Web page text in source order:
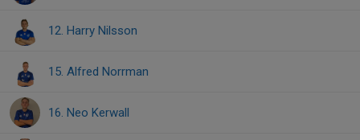
12. Harry Nilsson
15. Alfred Norrman
16. Neo Kerwall